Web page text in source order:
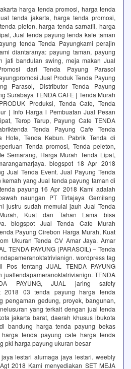
harga tenda promosi, harga tenda
tenda jakarta, harga tenda promosi,
pleton, harga tenda sarnafil, harga
Jual tenda payung tenda kafe taman
tenda Tenda Payungkami perajin
diantaranya: payung taman, payung
jati bandulan swing, meja makan Jual
dari Tenda Payung Parasol
Jual Produk Tenda Payung
Parasol, Distributor Tenda Payung
Surabaya TENDA CAFE | Tenda Murah
Produksi, Tenda Cafe, Tenda
| Info Harga l Pembuatan Jual Pesan
Terop Tarup, Payung Cafe TENDA
Tenda Payung Cafe Tenda
Hote, Tenda Kebun. Pabrik Tenda di
Tenda promosi, Tenda peleton,
Semarang, Harga Murah Tenda Lipat,
blogspot 18 Apr 2018
Jual Tenda Event. Jual Payung Tenda
yang Jual tenda payung taman di
payung 16 Apr 2018 Kami adalah
naungan PT Tirtajaya Gemilang
justru sudah memulai jauh Jual Tenda
Kuat dan Tahan Lama bisa
blogspot Jual Tenda Cafe Murah
Payung Cirebon Harga Murah, Kuat
Ukuran Tenda CV Amar Jaya. Amar
TENDA PAYUNG (PARASOIL) – Tenda
wordpress tag
Pos tentang JUAL TENDA PAYUNG
jualtendapameranoktatrivianign. TENDA
PAYUNG, JUAL jaring safety
2018 03 tenda payung harga tenda
pengaman gedung, proyek, bangunan,
yang terkait dengan jual tenda
jakarta barat, daerah khusus ibukota
bandung harga tenda payung bekas
tenda payung cafe harga tenda
pkl harga payung ukuran besar
lestari alumaga jaya lestari. weebly
2018 Kami menyediakan SET MEJA